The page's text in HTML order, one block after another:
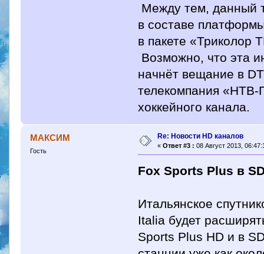
Между тем, данный
в составе
в пакете «Триколор
Возможно, что эта
начнёт вещание в
телекомпания «НТВ-
хоккейного канала.
МАКСИМ
Гость
Re: Новости HD каналов
« Ответ #3 : 08 Август 2013,
Fox Sports Plus в
Итальянское
Italia будет
Sports Plus HD и в